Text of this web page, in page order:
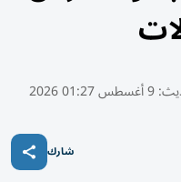
9 أغسطس 01:27 2026
شارك